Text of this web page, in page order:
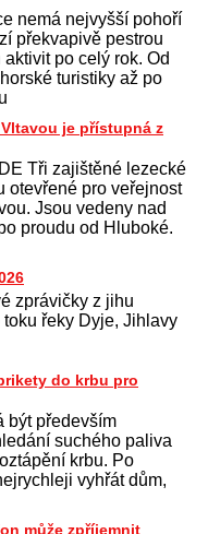
nemá nejvyšší pohoří
překvapivě pestrou
po celý rok. Od
turistiky až po
je přístupná z
Tři zajištěné lezecké
otevřené pro veřejnost
Jsou vedeny nad
proudu od Hluboké.
zprávičky z jihu
toku řeky Dyje, Jihlavy
do krbu pro
být především
suchého paliva
krbu. Po
vyhřát dům,
může zpříjemnit